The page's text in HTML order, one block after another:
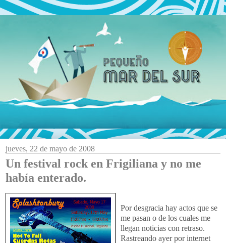
jueves, 22 de mayo de 2008
Un festival rock en Frigiliana y no me
había enterado.
Por desgracia hay actos que se
me pasan o de los cuales me
llegan noticias con retraso.
Rastreando ayer por internet